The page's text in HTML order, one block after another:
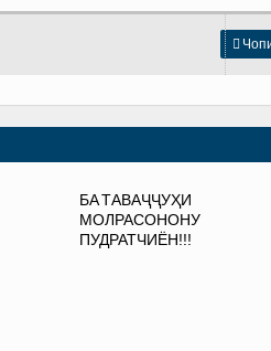

БА ТАВАҶҶУҲИ
МОЛРАСОНОНУ
ПУДРАТЧИЁН!!!